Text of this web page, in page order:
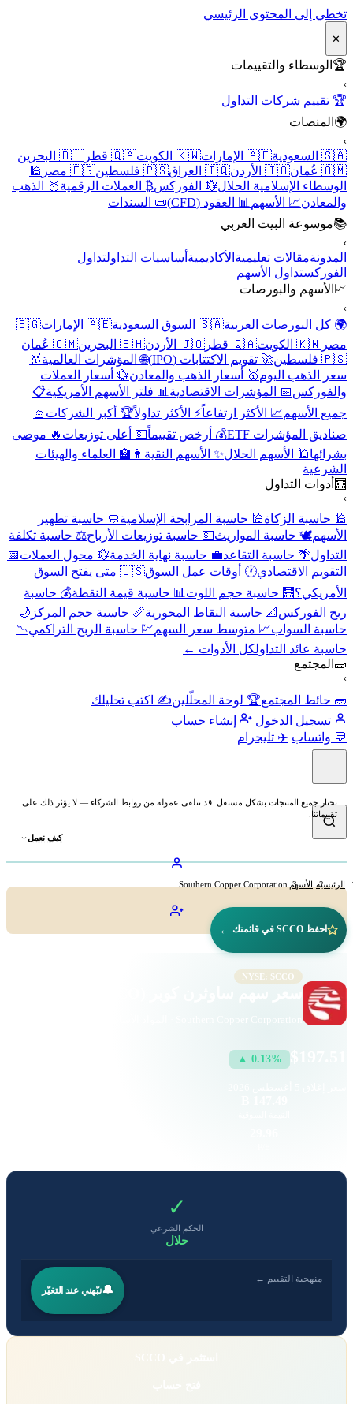
تخطي إلى المحتوى الرئيسي
✕
🏆الوسطاء والتقييمات
🏆 تقييم شركات التداول
🌍المنصات
🇸🇦 السعودية
🇦🇪 الإمارات 🇰🇼 الكويت 🇶🇦 قطر
🇧🇭 البحرين
🇴🇲 عُمان
🇯🇴 الأردن 🇮🇶 العراق 🇵🇸 فلسطين 🇪🇬 مصر
🕌
الوسطاء الإسلامية الحلال 💱 الفوركس ₿ العملات الرقمية🥇 الذهب
والمعادن📈 الأسهم📊 العقود (CFD)
📜 السندات
📚موسوعة البيت العربي
المدونةمقالات تعليميةالأكاديميةأساسيات التداولتداول
الفوركستداول الأسهم
📈الأسهم والبورصات
🌍 كل البورصات العربية🇸🇦 السوق السعودية 🇦🇪 الإمارات
🇪🇬
مصر 🇰🇼 الكويت 🇶🇦 قطر 🇯🇴 الأردن 🇧🇭 البحرين
🇴🇲 عُمان
🇵🇸 فلسطين
🚀 تقويم الاكتتابات (IPO) 🌐 المؤشرات العالمية🥇
سعر الذهب اليوم🥇 أسعار الذهب والمعادن💱 أسعار العملات
والفوركس 📅 المؤشرات الاقتصادية📊 فلتر الأسهم الأمريكية📋
جميع الأسهم📈 الأكثر ارتفاعاً⚡ الأكثر تداولاً🏆 أكبر الشركات🧺
صناديق المؤشرات ETF
💰 أرخص تقييماً💵 أعلى توزيعات🔥 موصى
بشرائها🕌 الأسهم الحلال ✨ الأسهم النقية👨‍🏫 العلماء والهيئات
الشرعية
🧮أدوات التداول
🕌 حاسبة الزكاة🕌 حاسبة المرابحة الإسلامية🧼 حاسبة تطهير
الأسهم🕊️ حاسبة المواريث💵 حاسبة توزيعات الأرباح⚖️ حاسبة تكلفة
التداول 🌴 حاسبة التقاعد💼 حاسبة نهاية الخدمة💱 محول العملات📅
التقويم الاقتصادي🕐 أوقات عمل السوق
🇺🇸 متى يفتح السوق
الأمريكي؟🧮 حاسبة حجم اللوت📊 حاسبة قيمة النقطة💰 حاسبة
ربح الفوركس 📐 حاسبة النقاط المحورية📏 حاسبة حجم المركز 🌙
حاسبة السواب📈 متوسط سعر السهم💹 حاسبة الربح التراكمي 📉
حاسبة عائد التداولكل الأدوات ←
🧱المجتمع
🧱 حائط المجتمع🏆 لوحة المحلّلين✍️ اكتب تحليلك
تسجيل الدخول
إنشاء حساب
💬 واتساب ✈️ تليجرام
نختار جميع المنتجات بشكل مستقل. قد نتلقى عمولة من روابط الشركاء — لا يؤثر ذلك على
تقييماتنا.
كيف نعمل
الرئيسية الأسهم Southern Copper Corporation
احفظ SCCO في قائمتك ←
NYSE: SCCO
سعر سهم ساوثرن كوبر (SCCO)
Southern Copper Corporation · المواد الأساسية · بورصة نيويورك
▲ 0.13%
✓
الحكم الشرعي
حلال
منهجية التقييم ←
🔔نبّهني عند التغيّر